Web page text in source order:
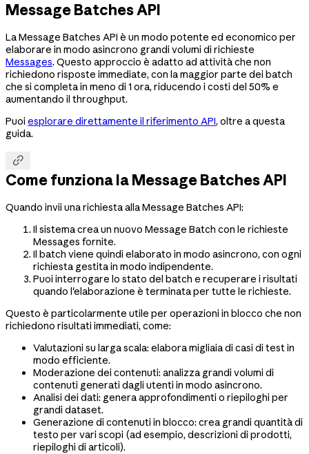
Message Batches API
La Message Batches API è un modo potente ed economico per
elaborare in modo asincrono grandi volumi di richieste
Messages. Questo approccio è adatto ad attività che non
richiedono risposte immediate, con la maggior parte dei batch
che si completa in meno di 1 ora, riducendo i costi del 50% e
aumentando il throughput.
Puoi esplorare direttamente il riferimento API, oltre a questa
guida.

Come funziona la Message Batches API
Quando invii una richiesta alla Message Batches API:
Il sistema crea un nuovo Message Batch con le richieste
Messages fornite.
Il batch viene quindi elaborato in modo asincrono, con ogni
richiesta gestita in modo indipendente.
Puoi interrogare lo stato del batch e recuperare i risultati
quando l'elaborazione è terminata per tutte le richieste.
Questo è particolarmente utile per operazioni in blocco che non
richiedono risultati immediati, come:
Valutazioni su larga scala: elabora migliaia di casi di test in
modo efficiente.
Moderazione dei contenuti: analizza grandi volumi di
contenuti generati dagli utenti in modo asincrono.
Analisi dei dati: genera approfondimenti o riepiloghi per
grandi dataset.
Generazione di contenuti in blocco: crea grandi quantità di
testo per vari scopi (ad esempio, descrizioni di prodotti,
riepiloghi di articoli).